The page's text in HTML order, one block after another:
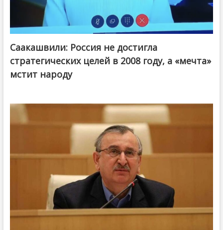
Саакашвили: Россия не достигла
стратегических целей в 2008 году, а «мечта»
мстит народу